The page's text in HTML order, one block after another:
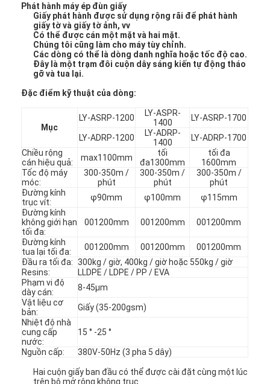
Phát hành máy ép đùn giấy
Giấy phát hành được sử dụng rộng rãi để phát hành
giấy tờ và giấy tờ ảnh, vv
Có thể được cán một mặt và hai mặt.
Chúng tôi cũng làm cho máy tùy chỉnh.
Các dòng có thể là dòng danh nghĩa hoặc tốc độ cao.
Đây là một trạm đôi cuộn dây sáng kiến ​​tự động tháo
gỡ và tua lại.
Đặc điểm kỹ thuật của dòng:
Mục
LY-ASRP-1200
LY-ASPR-
1400
LY-ASRP-1700
LY-ADRP-1200
LY-ADRP-
1400
LY-ADRP-1700
Chiều rộng
cán hiệu quả:
max1100mm
tối
đa1300mm
tối đa
1600mm
Tốc độ máy
móc:
300-350m /
phút
300-350m /
phút
300-350m /
phút
Đường kính
trục vít:
φ90mm φ100mm
φ115mm
Đường kính
không giới hạn
tối đa:
001200mm 001200mm 001200mm
Đường kính
tua lại tối đa:
001200mm 001200mm
001200mm
Đầu ra tối đa: 300kg / giờ, 400kg / giờ hoặc 550kg / giờ
Resins:
LLDPE / LDPE / PP / EVA
Phạm vi độ
dày cán:
8-45μm
Vật liệu cơ
bản:
Giấy (35-200gsm)
Nhiệt độ nhà
cung cấp
nước:
15 ° -25 °
Nguồn cấp: 380V-50Hz (3 pha 5 dây)
Hai cuộn giấy ban đầu có thể được cài đặt cùng một lúc
trên bộ mở rộng không trục.